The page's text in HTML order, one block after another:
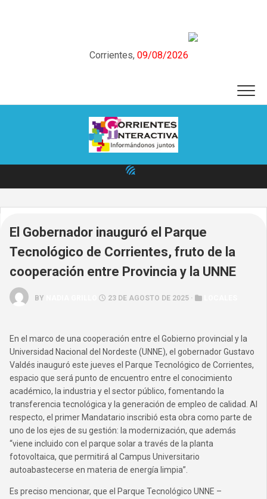
Corrientes, 09/08/2026
El Gobernador inauguró el Parque
Tecnológico de Corrientes, fruto de la
cooperación entre Provincia y la UNNE
BY 23 DE AGOSTO DE 2025 ·
En el marco de una cooperación entre el Gobierno provincial y la
Universidad Nacional del Nordeste (UNNE), el gobernador Gustavo
Valdés inauguró este jueves el Parque Tecnológico de Corrientes,
espacio que será punto de encuentro entre el conocimiento
académico, la industria y el sector público, fomentando la
transferencia tecnológica y la generación de empleo de calidad. Al
respecto, el primer Mandatario inscribió esta obra como parte de
uno de los ejes de su gestión: la modernización, que además
“viene incluido con el parque solar a través de la planta
fotovoltaica, que permitirá al Campus Universitario
autoabastecerse en materia de energía limpia”.
Es preciso mencionar, que el Parque Tecnológico UNNE –